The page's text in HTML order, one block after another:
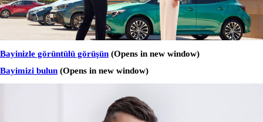
Bayinizle görüntülü görüşün (Opens in new window)
Bayimizi bulun (Opens in new window)